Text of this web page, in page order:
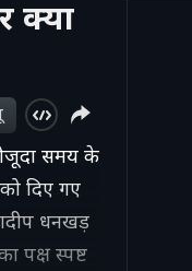
क्या
समय के
दिए गए
धनखड़
पक्ष स्पष्ट